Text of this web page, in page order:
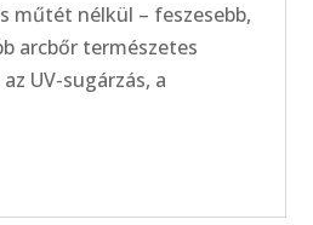
műtét nélkül – feszesebb,
arcbőr természetes
UV-sugárzás, a